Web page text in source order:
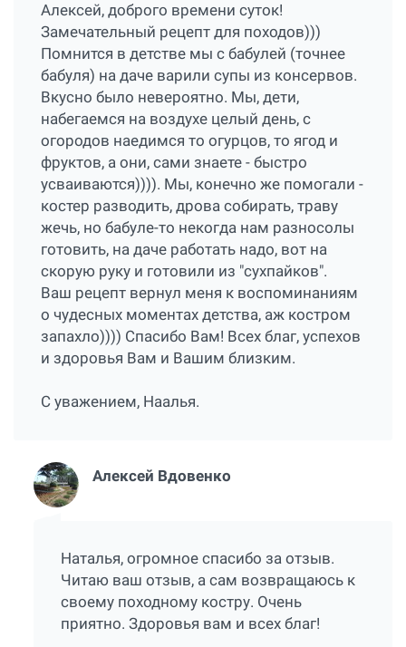
Алексей, доброго времени суток!
Замечательный рецепт для походов)))
Помнится в детстве мы с бабулей (точнее
бабуля) на даче варили супы из консервов.
Вкусно было невероятно. Мы, дети,
набегаемся на воздухе целый день, с
огородов наедимся то огурцов, то ягод и
фруктов, а они, сами знаете - быстро
усваиваются)))). Мы, конечно же помогали -
костер разводить, дрова собирать, траву
жечь, но бабуле-то некогда нам разносолы
готовить, на даче работать надо, вот на
скорую руку и готовили из "сухпайков".
Ваш рецепт вернул меня к воспоминаниям
о чудесных моментах детства, аж костром
запахло)))) Спасибо Вам! Всех благ, успехов
и здоровья Вам и Вашим близким.
С уважением, Наалья.
Алексей Вдовенко
Наталья, огромное спасибо за отзыв.
Читаю ваш отзыв, а сам возвращаюсь к
своему походному костру. Очень
приятно. Здоровья вам и всех благ!